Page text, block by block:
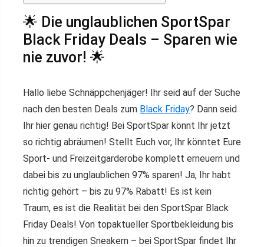
🌟 Die unglaublichen SportSpar
Black Friday Deals – Sparen wie
nie zuvor! 🌟
Hallo liebe Schnäppchenjäger! Ihr seid auf der Suche
nach den besten Deals zum Black Friday? Dann seid
Ihr hier genau richtig! Bei SportSpar könnt Ihr jetzt
so richtig abräumen! Stellt Euch vor, Ihr könntet Eure
Sport- und Freizeitgarderobe komplett erneuern und
dabei bis zu unglaublichen 97% sparen! Ja, Ihr habt
richtig gehört – bis zu 97% Rabatt! Es ist kein
Traum, es ist die Realität bei den SportSpar Black
Friday Deals! Von topaktueller Sportbekleidung bis
hin zu trendigen Sneakern – bei SportSpar findet Ihr